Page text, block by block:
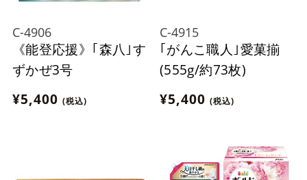
C-4906
《能登応援》｢森八｣す
ずかぜ3号
¥5,400 (税込)
C-4915
｢がんこ職人｣愛菓揃
(555g/約73枚)
¥5,400 (税込)